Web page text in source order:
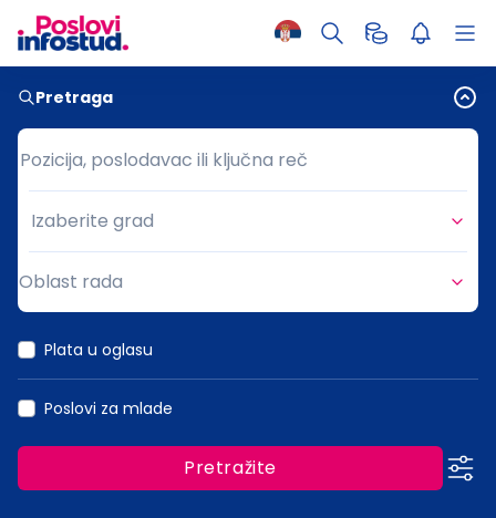
Pretraga
Pozicija, poslodavac ili ključna reč
Pozicija, poslodavac ili ključna reč
Grad
Izaberite grad
Oblast rada
Plata u oglasu
Poslovi za mlade
Pretražite